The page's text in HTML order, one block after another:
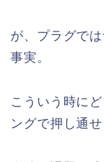
が、プラグで
事実。
こういう時に
ングで押し通